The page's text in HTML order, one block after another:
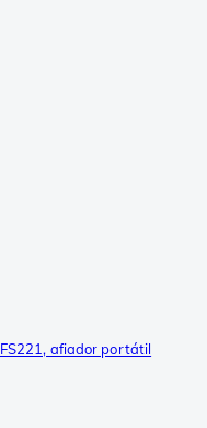
afiador portátil